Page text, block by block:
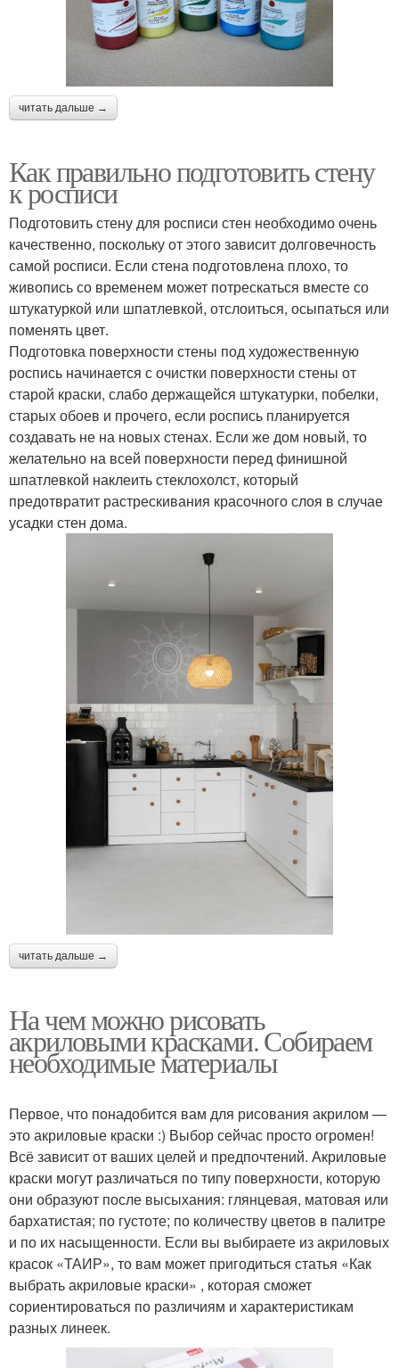
читать дальше →
Как правильно подготовить стену
к росписи
Подготовить стену для росписи стен необходимо очень
качественно, поскольку от этого зависит долговечность
самой росписи. Если стена подготовлена плохо, то
живопись со временем может потрескаться вместе со
штукатуркой или шпатлевкой, отслоиться, осыпаться или
поменять цвет.
Подготовка поверхности стены под художественную
роспись начинается с очистки поверхности стены от
старой краски, слабо держащейся штукатурки, побелки,
старых обоев и прочего, если роспись планируется
создавать не на новых стенах. Если же дом новый, то
желательно на всей поверхности перед финишной
шпатлевкой наклеить стеклохолст, который
предотвратит растрескивания красочного слоя в случае
усадки стен дома.
читать дальше →
На чем можно рисовать
акриловыми красками. Собираем
необходимые материалы
Первое, что понадобится вам для рисования акрилом —
это акриловые краски :) Выбор сейчас просто огромен!
Всё зависит от ваших целей и предпочтений. Акриловые
краски могут различаться по типу поверхности, которую
они образуют после высыхания: глянцевая, матовая или
бархатистая; по густоте; по количеству цветов в палитре
и по их насыщенности. Если вы выбираете из акриловых
красок «ТАИР», то вам может пригодиться статья «Как
выбрать акриловые краски» , которая сможет
сориентироваться по различиям и характеристикам
разных линеек.